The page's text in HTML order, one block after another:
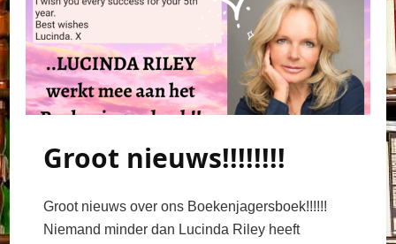
Groot nieuws!!!!!!!!
Groot nieuws over ons Boekenjagersboek!!!!!!
Niemand minder dan Lucinda Riley heeft